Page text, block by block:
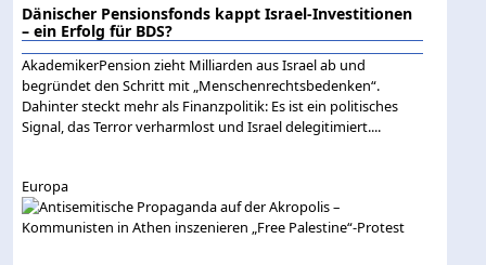
Dänischer Pensionsfonds kappt Israel-Investitionen
– ein Erfolg für BDS?
AkademikerPension zieht Milliarden aus Israel ab und
begründet den Schritt mit „Menschenrechtsbedenken“.
Dahinter steckt mehr als Finanzpolitik: Es ist ein politisches
Signal, das Terror verharmlost und Israel delegitimiert....
Europa